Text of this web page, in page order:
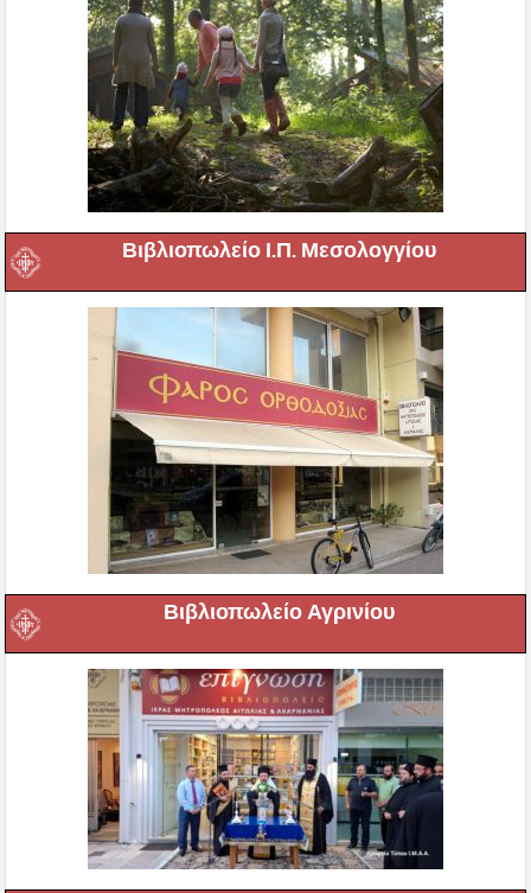
Βιβλιοπωλείο Ι.Π. Μεσολογγίου
Βιβλιοπωλείο Αγρινίου